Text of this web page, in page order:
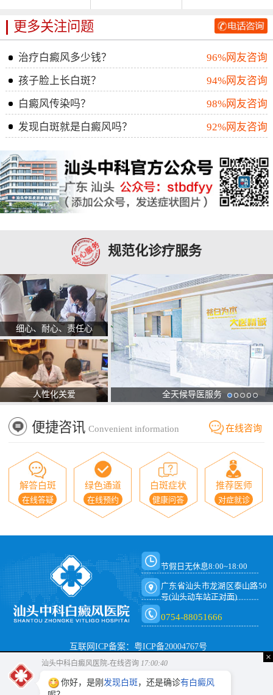
更多关注问题
治疗白癜风多少钱？
96%网友咨询
孩子脸上长白斑？
94%网友咨询
白癜风传染吗？
98%网友咨询
发现白斑就是白癜风吗？
92%网友咨询
规范化诊疗服务
细心、耐心、责任心
人性化关爱 全天候导医服务
便捷咨讯 Convenient information 在线咨询
解答白斑
在线答疑
绿色通道
在线预约
白斑症状
健康问答
推荐医师
对症就诊
节假日无休息8:00~18:00
广东省汕头市龙湖区泰山路50
号(汕头动车站正对面)
0754-88051666
互联网ICP备案：粤ICP备20004767号
×
汕头中科白癜风医院-在线咨询 17:00:40
你好，是刚 发现白斑 ，还是确诊有白癜风